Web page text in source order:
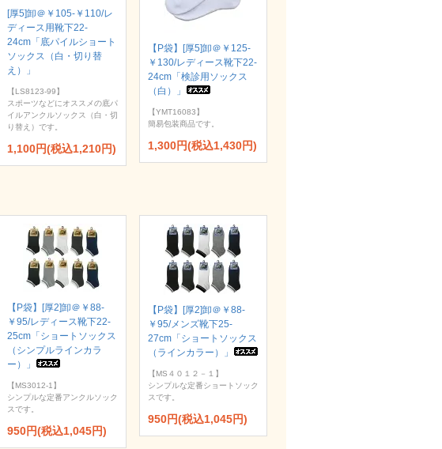
[厚5]卸＠￥105-￥110/レ
ディース用靴下22-
24cm「底パイルショート
ソックス（白・切り替
え）」
【LS8123-99】
スポーツなどにオススメの底パ
イルアンクルソックス（白・切
り替え）です。
1,100円(税込1,210円)
【P袋】[厚5]卸＠￥125-
￥130/レディース靴下22-
24cm「検診用ソックス
（白）」
【YMT16083】
簡易包装商品です。
1,300円(税込1,430円)
【P袋】[厚2]卸＠￥88-
￥95/レディース靴下22-
25cm「ショートソックス
（シンプルラインカラ
ー）」
【MS3012-1】
シンプルな定番アンクルソック
スです。
950円(税込1,045円)
【P袋】[厚2]卸＠￥88-
￥95/メンズ靴下25-
27cm「ショートソックス
（ラインカラー）」
【MS４０１２－１】
シンプルな定番ショートソック
スです。
950円(税込1,045円)